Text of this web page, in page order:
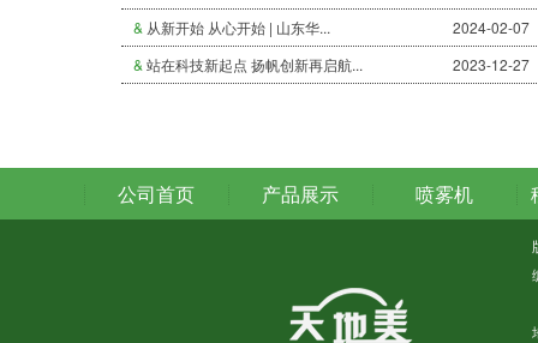
& 从新开始 从心开始 | 山东华...
2024-02-07
& 站在科技新起点 扬帆创新再启航... 2023-12-27
公司首页 产品展示 喷雾机